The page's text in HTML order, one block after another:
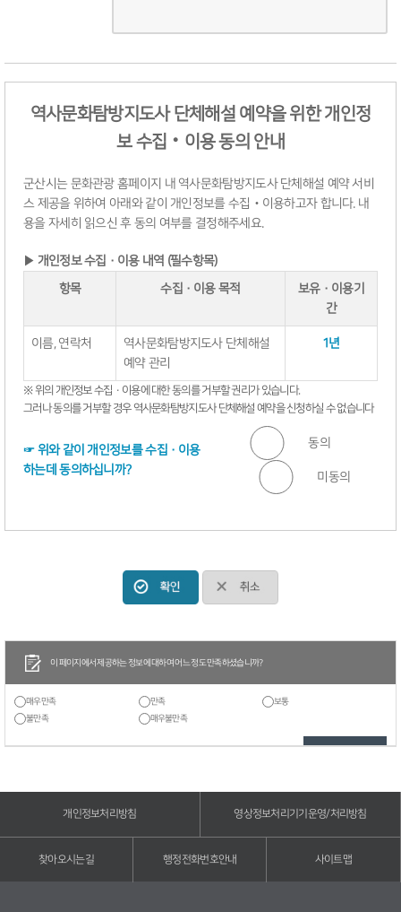
역사문화탐방지도사 단체해설 예약을 위한 개인정
보 수집‧이용 동의 안내
군산시는 문화관광 홈페이지 내 역사문화탐방지도사 단체해설 예약 서비
스 제공을 위하여 아래와 같이 개인정보를 수집‧이용하고자 합니다. 내
용을 자세히 읽으신 후 동의 여부를 결정해주세요.
▶ 개인정보 수집·이용 내역 (필수항목)
항목
수집·이용 목적
보유·이용기
간
이름, 연락처
역사문화탐방지도사 단체해설
예약 관리
1년
※ 위의 개인정보 수집·이용에 대한 동의를 거부할 권리가 있습니다.
그러나 동의를 거부할 경우 역사문화탐방지도사 단체해설 예약을 신청하실 수 없습니다
☞ 위와 같이 개인정보를 수집·이용
하는데 동의하십니까?
동의
미동의
이 페이지에서 제공하는 정보에 대하여 어느 정도 만족하셨습니까?
매우만족 만족
보통
불만족
매우불만족
개인정보처리방침 영상정보처리기기운영/처리방침
찾아오시는길 행정전화번호안내 사이트맵